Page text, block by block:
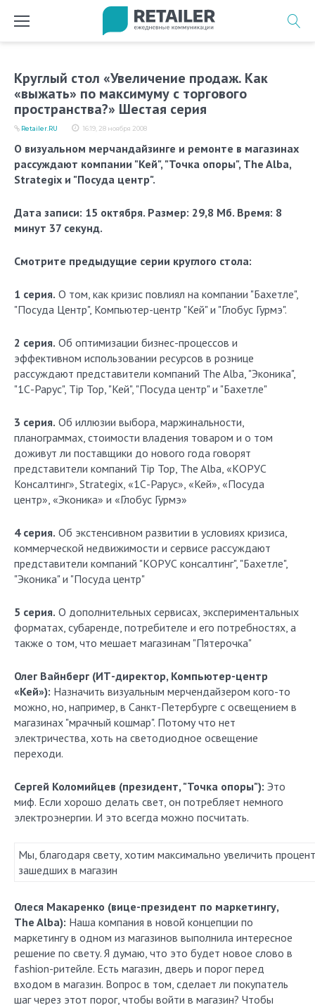
Круглый стол «Увеличение продаж. Как
«выжать» по максимуму с торгового
пространства?» Шестая серия
16:19, 28 ноября 2008
Retailer.RU
О визуальном мерчандайзинге и ремонте в магазинах
рассуждают компании "Кей", "Точка опоры", The Alba,
Strategix и "Посуда центр".
Дата записи: 15 октября. Размер: 29,8 Мб. Время: 8
минут 37 секунд.
Смотрите предыдущие серии круглого стола:
1 серия. О том, как кризис повлиял на компании "Бахетле",
"Посуда Центр", Компьютер-центр "Кей" и "Глобус Гурмэ".
2 серия. Об оптимизации бизнес-процессов и
эффективном использовании ресурсов в рознице
рассуждают представители компаний The Alba, "Эконика",
"1С-Рарус", Tip Top, "Кей", "Посуда центр" и "Бахетле"
3 серия. Об иллюзии выбора, маржинальности,
планограммах, стоимости владения товаром и о том
доживут ли поставщики до нового года говорят
представители компаний Tip Top, The Alba, «КОРУС
Консалтинг», Strategix, «1С-Рарус», «Кей», «Посуда
центр», «Эконика» и «Глобус Гурмэ»
4 серия. Об экстенсивном развитии в условиях кризиса,
коммерческой недвижимости и сервисе рассуждают
представители компаний "КОРУС консалтинг", "Бахетле",
"Эконика" и "Посуда центр"
5 серия. О дополнительных сервисах, экспериментальных
форматах, субаренде, потребителе и его потребностях, а
также о том, что мешает магазинам "Пятерочка"
Олег Вайнберг (ИТ-директор, Компьютер-центр
«Кей»): Назначить визуальным мерчендайзером кого-то
можно, но, например, в Санкт-Петербурге с освещением в
магазинах "мрачный кошмар". Потому что нет
электричества, хоть на светодиодное освещение
переходи.
Сергей Коломийцев (президент, "Точка опоры"): Это
миф. Если хорошо делать свет, он потребляет немного
электроэнергии. И это всегда можно посчитать.
Мы, благодаря свету, хотим максимально увеличить процент
зашедших в магазин
Олеся Макаренко (вице-президент по маркетингу,
The Alba): Наша компания в новой концепции по
маркетингу в одном из магазинов выполнила интересное
решение по свету. Я думаю, что это будет новое слово в
fashion-ритейле. Есть магазин, дверь и порог перед
входом в магазин. Вопрос в том, сделает ли покупатель
шаг через этот порог, чтобы войти в магазин? Чтобы